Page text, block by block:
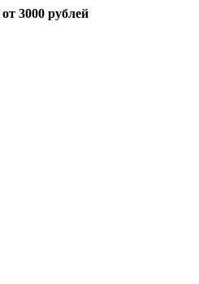
от 3000 рублей